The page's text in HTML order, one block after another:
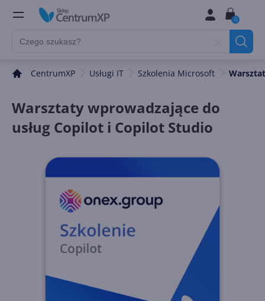
0
CentrumXP Usługi IT Szkolenia Microsoft
Warsztaty wprowadzające do
usług Copilot i Copilot Studio